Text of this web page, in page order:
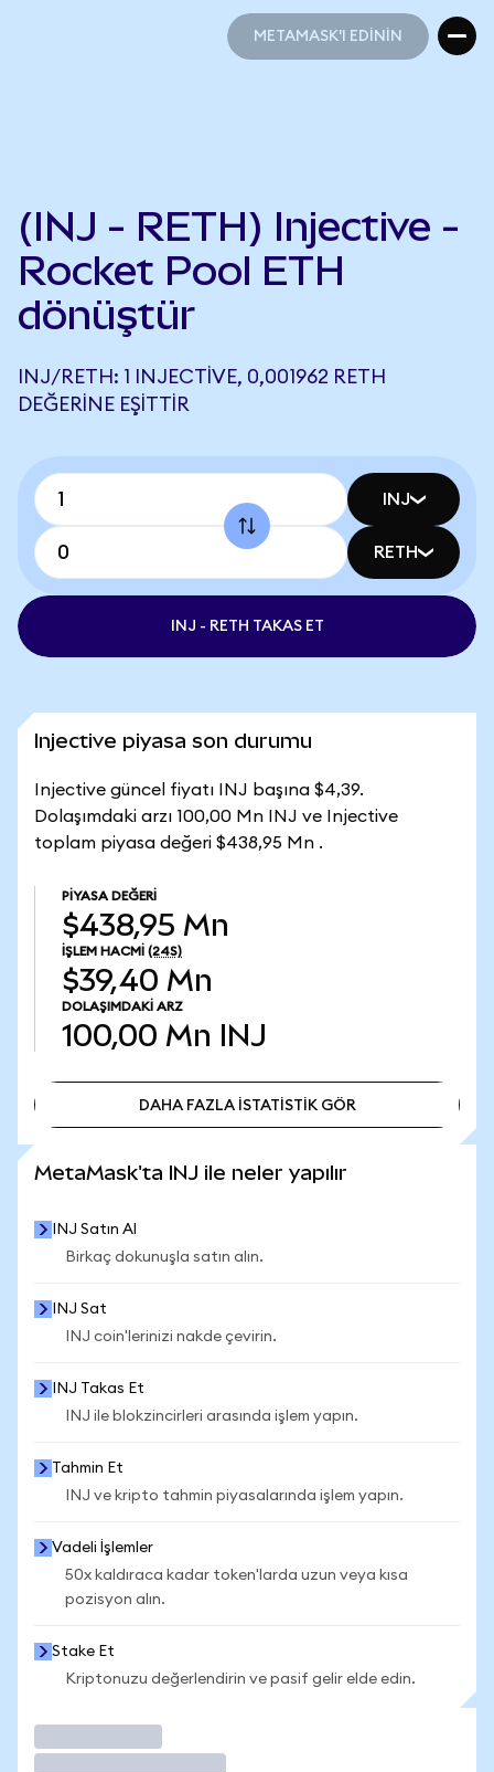
METAMASK'I EDİNİN
(INJ - RETH) Injective -
Rocket Pool ETH
dönüştür
INJ/RETH: 1 INJECTIVE, 0,001962 RETH
DEĞERINE EŞITTIR
INJ
RETH
INJ - RETH TAKAS ET
Injective piyasa son durumu
Injective güncel fiyatı INJ başına $4,39.
Dolaşımdaki arzı 100,00 Mn INJ ve Injective
toplam piyasa değeri $438,95 Mn .
PIYASA DEĞERI
$438,95 Mn
İŞLEM HACMI (24S)
$39,40 Mn
DOLAŞIMDAKI ARZ
100,00 Mn INJ
DAHA FAZLA İSTATİSTİK GÖR
MetaMask'ta INJ ile neler yapılır
INJ Satın Al
Birkaç dokunuşla satın alın.
INJ Sat
INJ coin'lerinizi nakde çevirin.
INJ Takas Et
INJ ile blokzincirleri arasında işlem yapın.
Tahmin Et
INJ ve kripto tahmin piyasalarında işlem yapın.
Vadeli İşlemler
50x kaldıraca kadar token'larda uzun veya kısa
pozisyon alın.
Stake Et
Kriptonuzu değerlendirin ve pasif gelir elde edin.